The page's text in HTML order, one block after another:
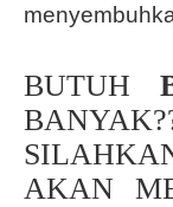
BUTUH
AKAN